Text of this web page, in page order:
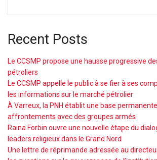
Recent Posts
Le CCSMP propose une hausse progressive
pétroliers
Le CCSMP appelle le public à se fier à ses
les informations sur le marché pétrolier
À Varreux, la PNH établit une base
affrontements avec des groupes armés
Raina Forbin ouvre une nouvelle étape du
leaders religieux dans le Grand Nord
Une lettre de réprimande adressée au